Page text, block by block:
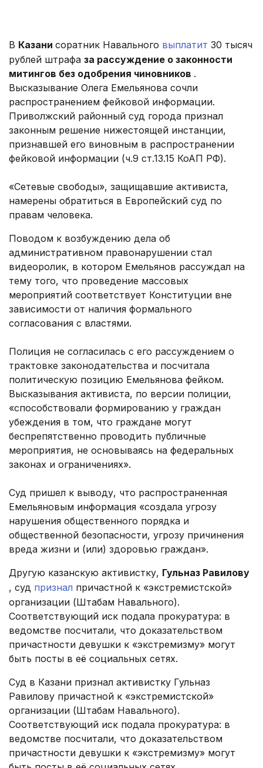
В Казани соратник Навального выплатит 30 тысяч
рублей штрафа за рассуждение о законности
митингов без одобрения чиновников .
Высказывание Олега Емельянова сочли
распространением фейковой информации.
Приволжский районный суд города признал
законным решение нижестоящей инстанции,
признавшей его виновным в распространении
фейковой информации (ч.9 ст.13.15 КоАП РФ).
«Сетевые свободы», защищавшие активиста,
намерены обратиться в Европейский суд по
правам человека.
Поводом к возбуждению дела об
административном правонарушении стал
видеоролик, в котором Емельянов рассуждал на
тему того, что проведение массовых
мероприятий соответствует Конституции вне
зависимости от наличия формального
согласования с властями.
Полиция не согласилась с его рассуждением о
трактовке законодательства и посчитала
политическую позицию Емельянова фейком.
Высказывания активиста, по версии полиции,
«способствовали формированию у граждан
убеждения в том, что граждане могут
беспрепятственно проводить публичные
мероприятия, не основываясь на федеральных
законах и ограничениях».
Суд пришел к выводу, что распространенная
Емельяновым информация «создала угрозу
нарушения общественного порядка и
общественной безопасности, угрозу причинения
вреда жизни и (или) здоровью граждан».
Другую казанскую активистку, Гульназ Равилову
, суд признал причастной к «экстремистской»
организации (Штабам Навального).
Соответствующий иск подала прокуратура: в
ведомстве посчитали, что доказательством
причастности девушки к «экстремизму» могут
быть посты в её социальных сетях.
Суд в Казани признал активистку Гульназ
Равилову причастной к «экстремистской»
организации (Штабам Навального).
Соответствующий иск подала прокуратура: в
ведомстве посчитали, что доказательством
причастности девушки к «экстремизму» могут